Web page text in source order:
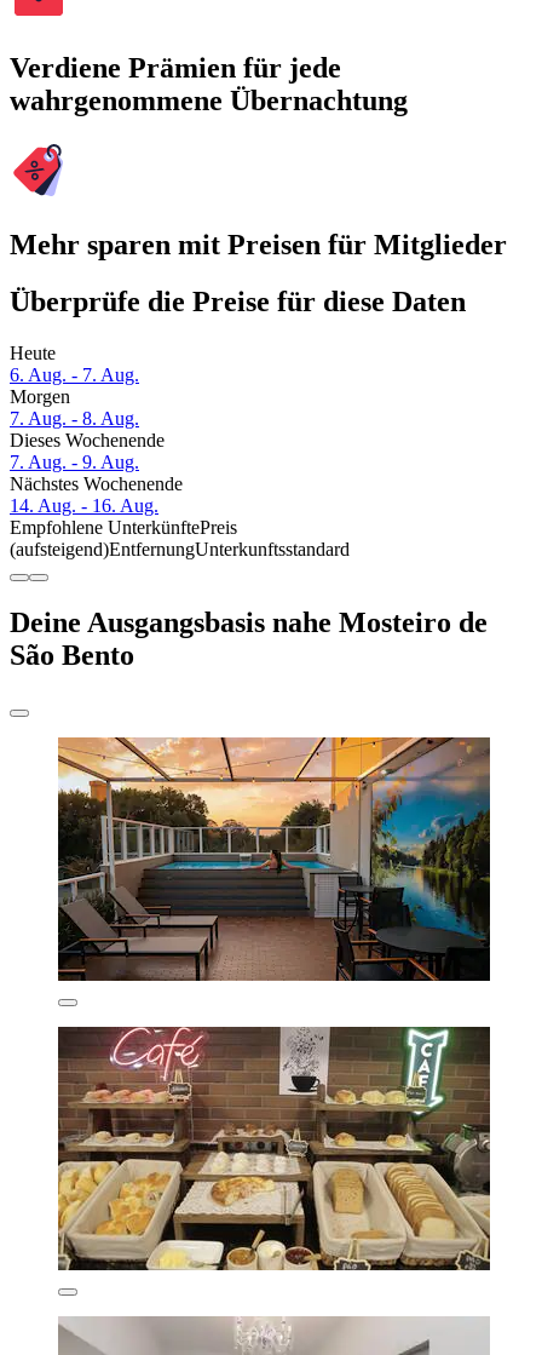
Verdiene Prämien für jede
wahrgenommene Übernachtung
Mehr sparen mit Preisen für Mitglieder
Überprüfe die Preise für diese Daten
Heute
6. Aug. - 7. Aug.
Morgen
7. Aug. - 8. Aug.
Dieses Wochenende
7. Aug. - 9. Aug.
Nächstes Wochenende
14. Aug. - 16. Aug.
Empfohlene UnterkünftePreis
(aufsteigend)EntfernungUnterkunftsstandard
Deine Ausgangsbasis nahe Mosteiro de
São Bento